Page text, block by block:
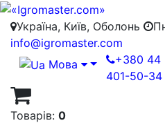
Україна, Київ, Оболонь
info@igromaster.com
Мова
+380 44
401-50-34
Товарів: 0